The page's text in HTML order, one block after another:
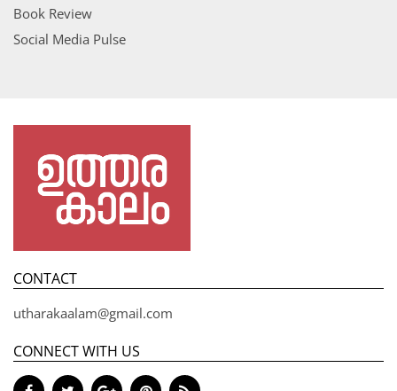
Book Review
Social Media Pulse
CONTACT
utharakaalam@gmail.com
CONNECT WITH US